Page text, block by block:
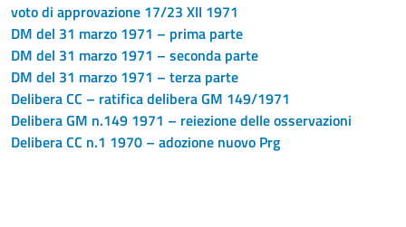
voto di approvazione 17/23 XII 1971
DM del 31 marzo 1971 – prima parte
DM del 31 marzo 1971 – seconda parte
DM del 31 marzo 1971 – terza parte
Delibera CC – ratifica delibera GM 149/1971
Delibera GM n.149 1971 – reiezione delle osservazioni
Delibera CC n.1 1970 – adozione nuovo Prg